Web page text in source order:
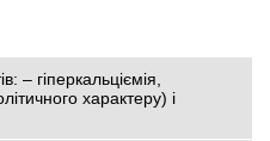
гіперкальціємія,
характеру) і